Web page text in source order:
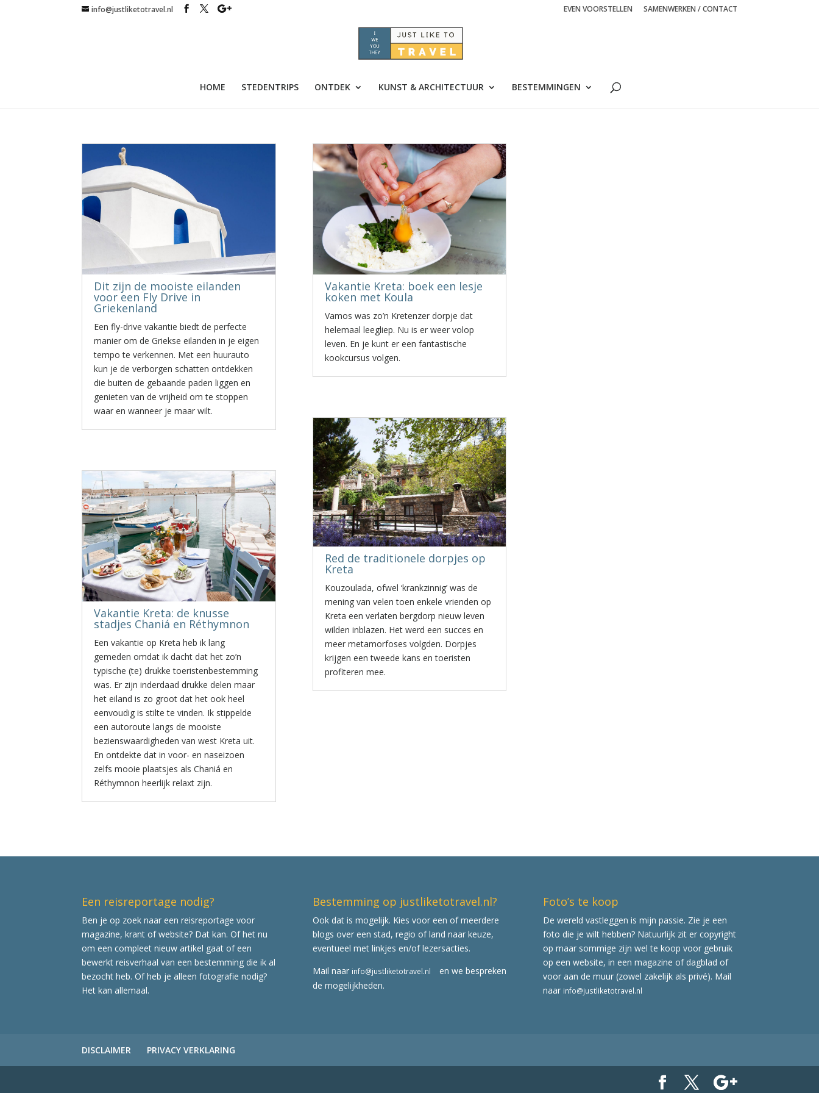
info@justliketotravel.nl EVEN VOORSTELLEN SAMENWERKEN / CONTACT
HOME STEDENTRIPS ONTDEK KUNST & ARCHITECTUUR BESTEMMINGEN
Dit zijn de mooiste eilanden
voor een Fly Drive in
Griekenland
Een fly-drive vakantie biedt de perfecte
manier om de Griekse eilanden in je eigen
tempo te verkennen. Met een huurauto
kun je de verborgen schatten ontdekken
die buiten de gebaande paden liggen en
genieten van de vrijheid om te stoppen
waar en wanneer je maar wilt.
Vakantie Kreta: de knusse
stadjes Chaniá en Réthymnon
Een vakantie op Kreta heb ik lang
gemeden omdat ik dacht dat het zo’n
typische (te) drukke toeristenbestemming
was. Er zijn inderdaad drukke delen maar
het eiland is zo groot dat het ook heel
eenvoudig is stilte te vinden. Ik stippelde
een autoroute langs de mooiste
bezienswaardigheden van west Kreta uit.
En ontdekte dat in voor- en naseizoen
zelfs mooie plaatsjes als Chaniá en
Réthymnon heerlijk relaxt zijn.
Vakantie Kreta: boek een lesje
koken met Koula
Vamos was zo’n Kretenzer dorpje dat
helemaal leegliep. Nu is er weer volop
leven. En je kunt er een fantastische
kookcursus volgen.
Red de traditionele dorpjes op
Kreta
Kouzoulada, ofwel ‘krankzinnig’ was de
mening van velen toen enkele vrienden op
Kreta een verlaten bergdorp nieuw leven
wilden inblazen. Het werd een succes en
meer metamorfoses volgden. Dorpjes
krijgen een tweede kans en toeristen
profiteren mee.
Een reisreportage nodig?
Ben je op zoek naar een reisreportage voor
magazine, krant of website? Dat kan. Of het nu
om een compleet nieuw artikel gaat of een
bewerkt reisverhaal van een bestemming die ik al
bezocht heb. Of heb je alleen fotografie nodig?
Het kan allemaal.
Bestemming op justliketotravel.nl?
Ook dat is mogelijk. Kies voor een of meerdere
blogs over een stad, regio of land naar keuze,
eventueel met linkjes en/of lezersacties.
Mail naar info@justliketotravel.nl
en we bespreken
de mogelijkheden.
Foto’s te koop
De wereld vastleggen is mijn passie. Zie je een
foto die je wilt hebben? Natuurlijk zit er copyright
op maar sommige zijn wel te koop voor gebruik
op een website, in een magazine of dagblad of
voor aan de muur (zowel zakelijk als privé). Mail
naar info@justliketotravel.nl
DISCLAIMER PRIVACY VERKLARING